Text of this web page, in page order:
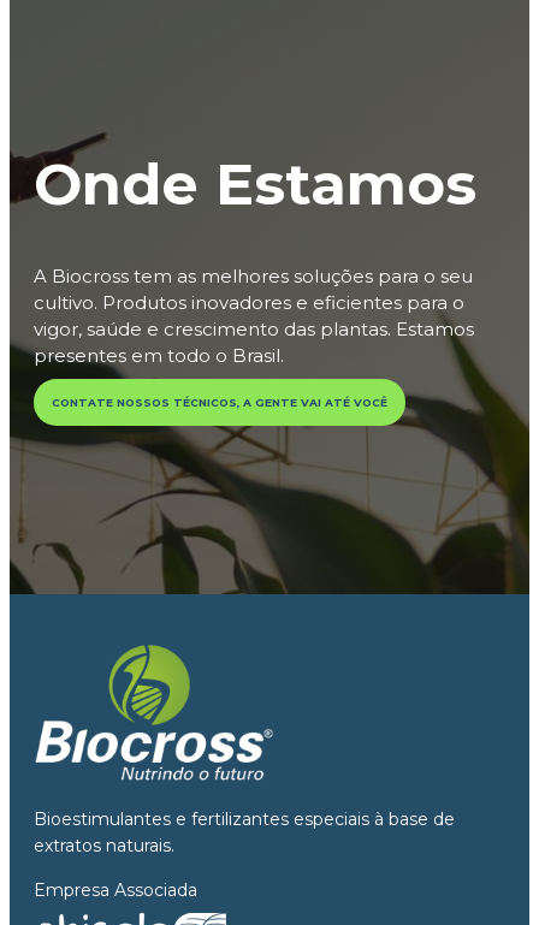
Onde Estamos
A Biocross tem as melhores soluções para o seu
cultivo. Produtos inovadores e eficientes para o
vigor, saúde e crescimento das plantas. Estamos
presentes em todo o Brasil.
CONTATE NOSSOS TÉCNICOS, A GENTE VAI ATÉ VOCÊ
Bioestimulantes e fertilizantes especiais à base de
extratos naturais.
Empresa Associada